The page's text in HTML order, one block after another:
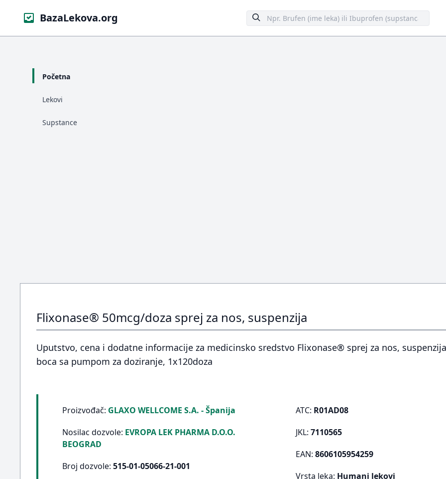
BazaLekova.org
Početna
Lekovi
Supstance
Flixonase® 50mcg/doza sprej za nos, suspenzija
Uputstvo, cena i dodatne informacije za medicinsko sredstvo Flixonase® sprej za nos,
boca sa pumpom za doziranje, 1x120doza
Proizvođač: GLAXO WELLCOME S.A. - Španija
Nosilac dozvole: EVROPA LEK PHARMA D.O.O.
BEOGRAD
Broj dozvole: 515-01-05066-21-001
ATC: R01AD08
JKL: 7110565
EAN: 8606105954259
Vrsta leka: Humani lekovi